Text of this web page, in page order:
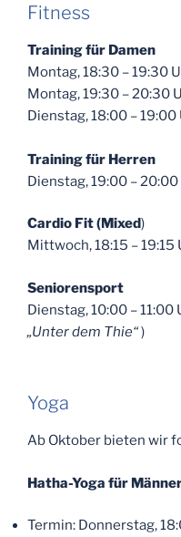
Fitness
Training für Damen
Montag, 18:30 – 19:30
Montag, 19:30 – 20:30
Dienstag, 18:00 –
Training für Herren
Dienstag, 19:00 –
Cardio Fit (Mixed)
Mittwoch, 18:15 –
Seniorensport
Dienstag, 10:00 – 11:00
„Unter dem Thie“)
Yoga
Ab Oktober bieten wir
Hatha-Yoga für
Termin: Donnerstag,